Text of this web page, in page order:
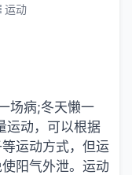
运动
场病;冬天懒一
运动，可以根据
运动方式，但运
阳气外泄。运动